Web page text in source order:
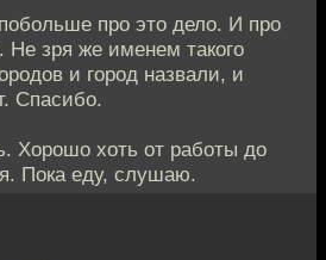
про это дело. И про
Не зря же именем такого
и город назвали, и
Спасибо.
Хорошо хоть от работы до
Пока еду, слушаю.